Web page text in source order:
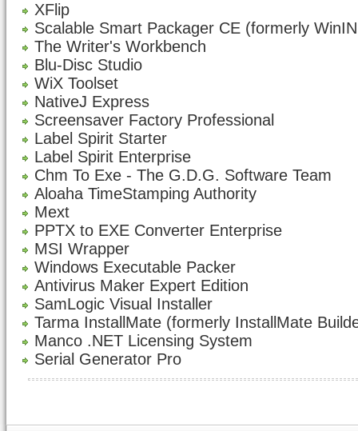
XFlip
Scalable Smart Packager CE (formerly
The Writer's Workbench
Blu-Disc Studio
WiX Toolset
NativeJ Express
Screensaver Factory Professional
Label Spirit Starter
Label Spirit Enterprise
Chm To Exe - The G.D.G. Software Team
Aloaha TimeStamping Authority
Mext
PPTX to EXE Converter Enterprise
MSI Wrapper
Windows Executable Packer
Antivirus Maker Expert Edition
SamLogic Visual Installer
Tarma InstallMate (formerly InstallMate
Manco .NET Licensing System
Serial Generator Pro